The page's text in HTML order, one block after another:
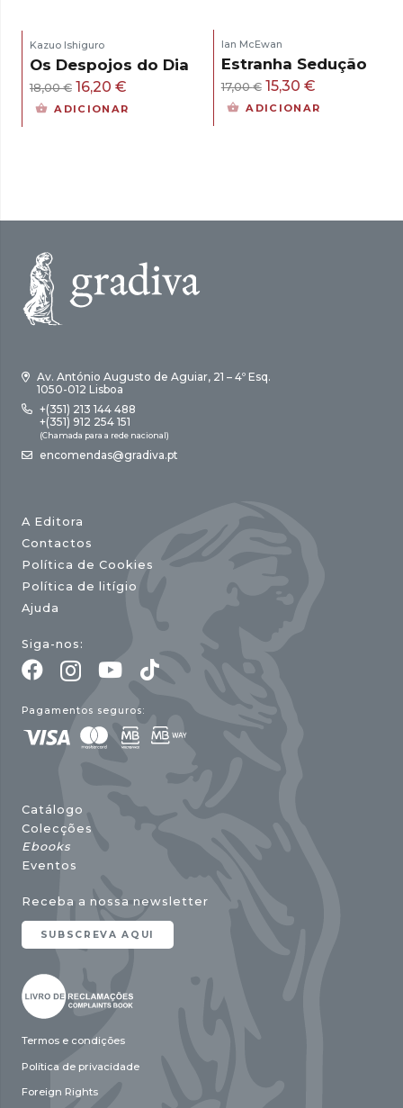
Kazuo Ishiguro
Os Despojos do Dia
18,00€ O
preço
16,20 €
preço
ADICIONAR
Ian McEwan
Estranha Sedução
17,00€ O
preço
15,30 €O
preço
ADICIONAR
Av. António Augusto de Aguiar, 21 – 4º Esq.
1050-012 Lisboa
+(351) 213 144 488
+(351) 912 254 151
(Chamada para a rede nacional)
encomendas@gradiva.pt
A Editora
Contactos
Política de Cookies
Política de litígio
Ajuda
Siga-nos:
Pagamentos seguros:
Catálogo
Colecções
Ebooks
Eventos
Receba a nossa newsletter
SUBSCREVA AQUI
Termos e condições
Política de privacidade
Foreign Rights